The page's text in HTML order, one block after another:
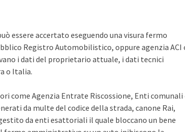
essere accertato eseguendo una visura fermo
Registro Automobilistico, oppure agenzia ACI
i dati del proprietario attuale, i dati tecnici
o Italia.
come Agenzia Entrate Riscossione, Enti comunali
da multe del codice della strada, canone Rai,
da enti esattoriali il quale bloccano un bene